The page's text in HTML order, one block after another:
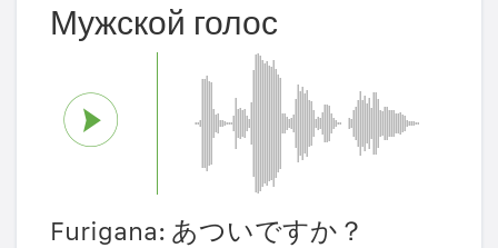
Мужской голос
Furigana: あついですか？